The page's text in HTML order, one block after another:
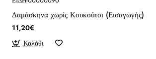
Δαμάσκηνα χωρίς Κουκούτσι (Εισαγωγής)
11,20€
Καλάθι